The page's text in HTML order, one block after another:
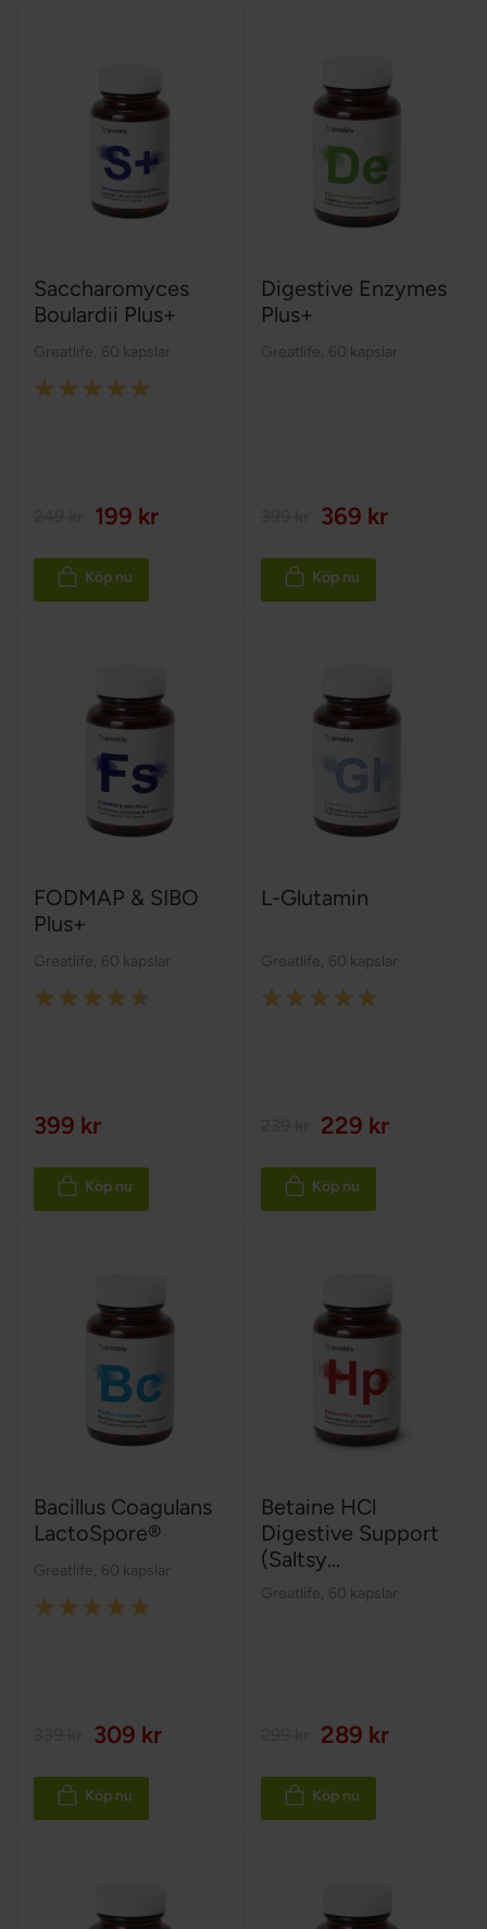
Saccharomyces
Boulardii Plus+
Greatlife 60 kapslar
Rating:
199 kr
Köp nu
Digestive Enzymes
Plus+
Greatlife 60 kapslar
369 kr
Köp nu
FODMAP & SIBO
Plus+
Greatlife 60 kapslar
Rating:
399 kr
Köp nu
L-Glutamin
Greatlife 60 kapslar
Rating:
229 kr
Köp nu
Bacillus Coagulans
LactoSpore®
Greatlife 60 kapslar
Rating:
309 kr
Köp nu
Betaine HCl
Digestive Support
(Saltsy...
Greatlife 60 kapslar
289 kr
Köp nu